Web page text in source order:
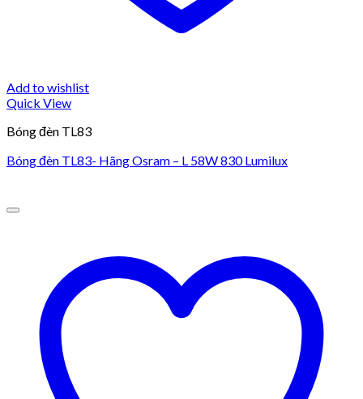
Add to wishlist
Quick View
Bóng đèn TL83
Bóng đèn TL83- Hãng Osram – L 58W 830 Lumilux